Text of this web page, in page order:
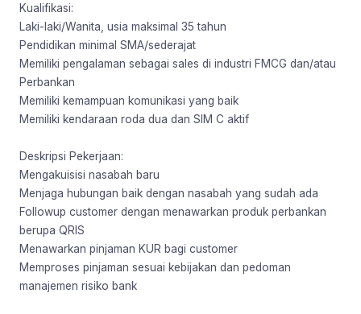
Kualifikasi:
Laki-laki/Wanita, usia maksimal 35 tahun
Pendidikan minimal SMA/sederajat
Memiliki pengalaman sebagai sales di industri FMCG dan/atau
Perbankan
Memiliki kemampuan komunikasi yang baik
Memiliki kendaraan roda dua dan SIM C aktif
Deskripsi Pekerjaan:
Mengakuisisi nasabah baru
Menjaga hubungan baik dengan nasabah yang sudah ada
Followup customer dengan menawarkan produk perbankan
berupa QRIS
Menawarkan pinjaman KUR bagi customer
Memproses pinjaman sesuai kebijakan dan pedoman
manajemen risiko bank